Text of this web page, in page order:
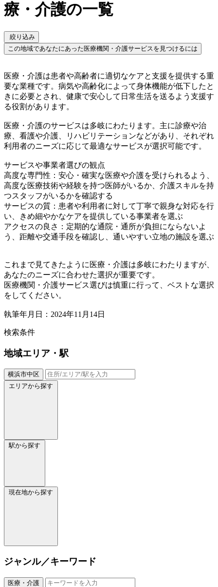
療・介護の一覧
絞り込み
この地域であなたにあった医療機関・介護サービスを見つけるには
医療・介護は患者や高齢者に適切なケアと支援を提供する重
要な業種です。病気や高齢化によって身体機能が低下したと
きに必要とされ、健康で安心して日常生活を送るよう支援す
る役割があります。
医療・介護のサービスは多岐にわたります。主に診療や治
療、看護や介護、リハビリテーションなどがあり、それぞれ
利用者のニーズに応じて最適なサービスが選択可能です。
サービスや事業者選びの観点
高度な専門性：安心・確実な医療や介護を受けられるよう、
高度な医療技術や経験を持つ医師がいるか、介護スキルを持
つスタッフがいるかを確認する
サービスの質：患者や利用者に対して丁寧で親身な対応を行
い、きめ細やかなケアを提供している事業者を選ぶ
アクセスの良さ：定期的な通院・通所が負担にならないよ
う、距離や交通手段を確認し、通いやすい立地の施設を選ぶ
これまで見てきたように医療・介護は多岐にわたりますが、
あなたのニーズに合わせた選択が重要です。
医療機関・介護サービス選びは慎重に行って、ベストな選択
をしてください。
執筆年月日：2024年11月14日
検索条件
地域エリア・駅
横浜市中区
エリアから探す
駅から探す
現在地から探す
ジャンル／キーワード
医療・介護